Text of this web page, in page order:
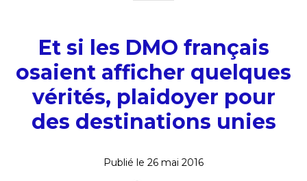
Et si les DMO français
osaient afficher quelques
vérités, plaidoyer pour
des destinations unies
Publié le 26 mai 2016